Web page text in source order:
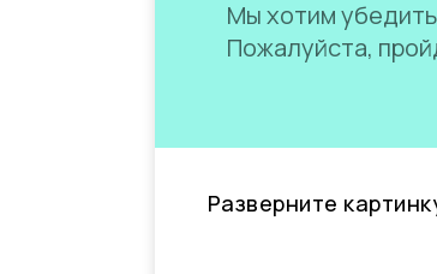
Мы хотим
Пожалуйста,
Разверните